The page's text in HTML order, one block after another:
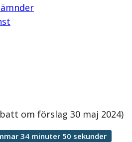
om förslag 30 maj 2024)
34 minuter 50 sekunder